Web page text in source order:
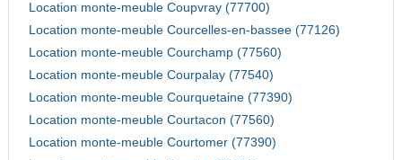
Location monte-meuble Coupvray (77700)
Location monte-meuble Courcelles-en-bassee (77126)
Location monte-meuble Courchamp (77560)
Location monte-meuble Courpalay (77540)
Location monte-meuble Courquetaine (77390)
Location monte-meuble Courtacon (77560)
Location monte-meuble Courtomer (77390)